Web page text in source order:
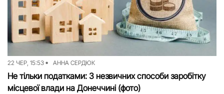
22 ЧЕР, 15:53 АННА СЕРДЮК
Не тільки податками: 3 незвичних способи заробітку
місцевої влади на Донеччині (фото)